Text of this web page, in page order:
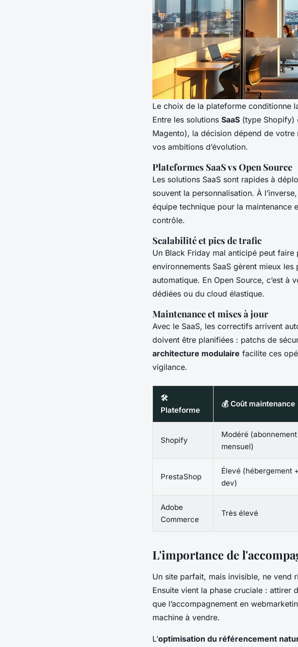
Le choix de la plateforme conditionne
Entre les solutions SaaS (type Shopify)
Magento), la décision dépend de
vos ambitions d’évolution.
Plateformes SaaS vs Open Source
Les solutions SaaS sont rapides à
souvent la personnalisation. À
équipe technique pour la maintenance
contrôle.
Scalabilité et pics de trafic
Un Black Friday mal anticipé peut
environnements SaaS gèrent mieux
automatique. En Open Source, c’est
dédiées ou du cloud élastique.
Maintenance et mises à jour
Avec le SaaS, les correctifs arrivent
doivent être planifiées : patchs de
architecture modulaire facilite ces
vigilance.
🛠️
Plateforme
💰 Coût maintenance
Shopify
Modéré (abonnement
mensuel)
PrestaShop
Élevé (hébergement +
dev)
Adobe
Commerce
Très élevé
L'importance de
Un site parfait, mais invisible, ne vend
Ensuite vient la phase cruciale : attirer
que l’accompagnement en
machine à vendre.
L’optimisation du référencement